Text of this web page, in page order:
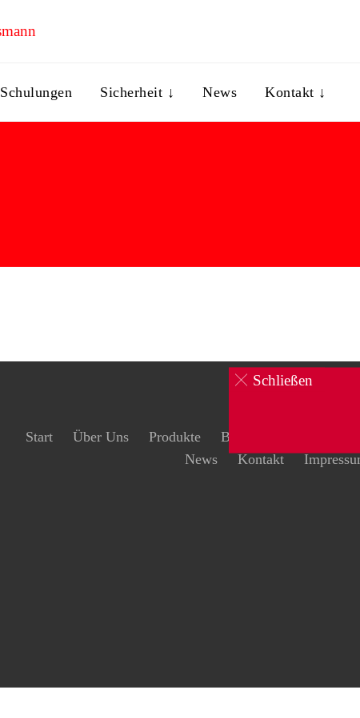
Schulungen Sicherheit ↓ News Kontakt ↓
Start Über Uns Produkte Brandschutz
News
Kontakt
Schließen